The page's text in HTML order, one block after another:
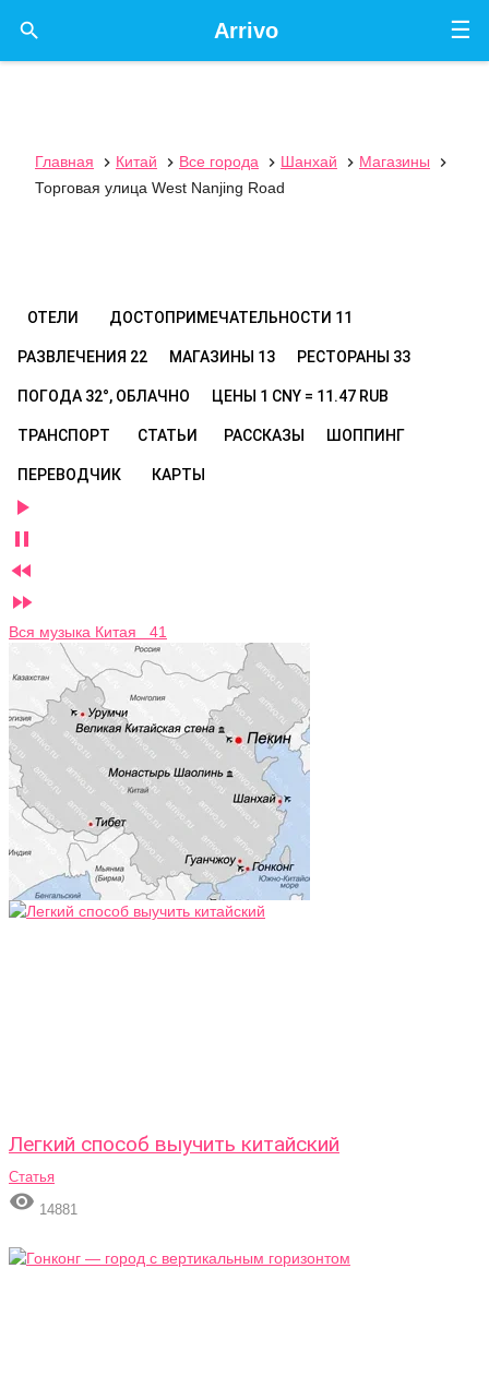
☰
Arrivo

Главная  Китай  Все города  Шанхай  Магазины

Торговая улица West Nanjing Road
ОТЕЛИ ДОСТОПРИМЕЧАТЕЛЬНОСТИ 11
РАЗВЛЕЧЕНИЯ 22 МАГАЗИНЫ 13 РЕСТОРАНЫ 33
ПОГОДА 32°, ОБЛАЧНО ЦЕНЫ 1 CNY = 11.47 RUB
ТРАНСПОРТ СТАТЬИ РАССКАЗЫ ШОППИНГ
ПЕРЕВОДЧИК КАРТЫ




Вся музыка Китая 41
Легкий способ выучить китайский
Статья
 14881